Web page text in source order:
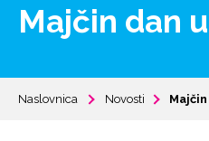
Majčin dan
Naslovnica Novosti